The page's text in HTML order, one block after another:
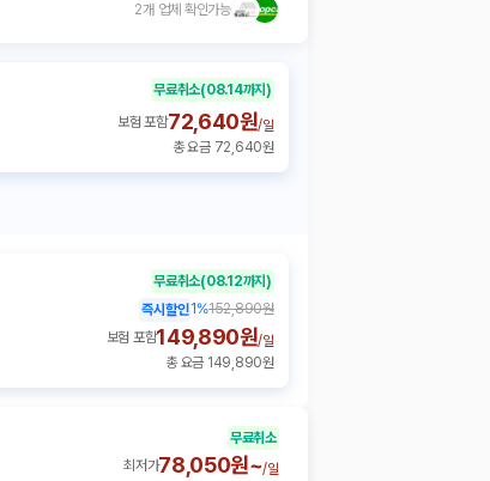
2개 업체 확인가능
무료취소(08.14까지)
보험 포함72,640원/일
총 요금 72,640원
무료취소(08.12까지)
즉시할인1 %152,890원
보험 포함149,890원/일
총 요금 149,890원
무료취소
최저가78,050원~/일